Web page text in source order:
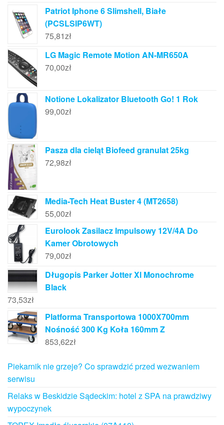
Patriot Iphone 6 Slimshell, Białe
(PCSLSIP6WT)
75,81zł
LG Magic Remote Motion AN-MR650A
70,00zł
Notione Lokalizator Bluetooth Go! 1 Rok
99,00zł
Pasza dla cieląt Biofeed granulat 25kg
72,98zł
Media-Tech Heat Buster 4 (MT2658)
55,00zł
Eurolook Zasilacz Impulsowy 12V/4A Do
Kamer Obrotowych
79,00zł
Długopis Parker Jotter Xl Monochrome
Black
73,53zł
Platforma Transportowa 1000X700mm
Nośność 300 Kg Koła 160mm Z
853,62zł
Piekarnik nie grzeje? Co sprawdzić przed wezwaniem
serwisu
Relaks w Beskidzie Sądeckim: hotel z SPA na prawdziwy
wypoczynek